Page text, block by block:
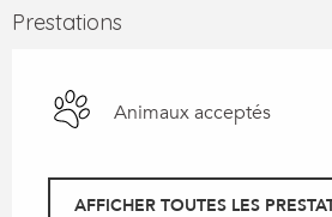
Prestations
Animaux acceptés
AFFICHER TOUTES LES